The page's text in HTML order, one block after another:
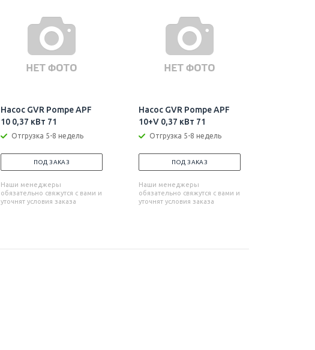
Насос GVR Pompe APF
10 0,37 кВт 71
Отгрузка 5-8 недель
ПОД ЗАКАЗ
Наши менеджеры
обязательно свяжутся с вами и
уточнят условия заказа
Насос GVR Pompe APF
10+V 0,37 кВт 71
Отгрузка 5-8 недель
ПОД ЗАКАЗ
Наши менеджеры
обязательно свяжутся с вами и
уточнят условия заказа